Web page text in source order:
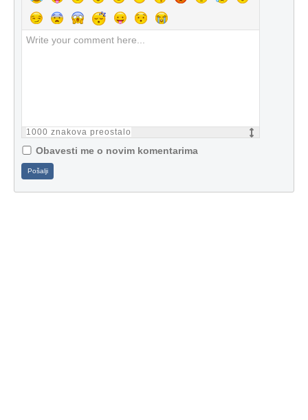
1000 znakova preostalo
Obavesti me o novim komentarima
Pošalji